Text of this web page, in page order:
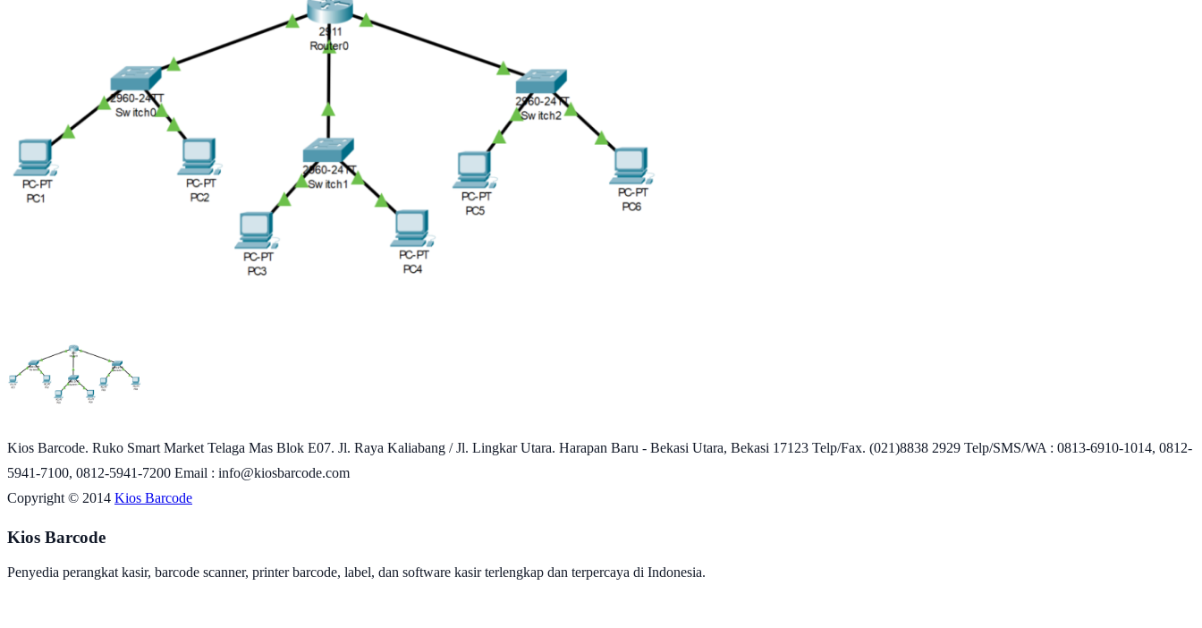
Kios Barcode. Ruko Smart Market Telaga Mas Blok E07. Jl. Raya Kaliabang / Jl. Lingkar Utara. Harapan Baru - Bekasi Utara, Bekasi 17123 Telp/Fax. (021)8838 2929 Telp/SMS/WA : 0813-6910-1014, 0812-
5941-7100, 0812-5941-7200 Email : info@kiosbarcode.com
Copyright © 2014 Kios Barcode
Kios Barcode
Penyedia perangkat kasir, barcode scanner, printer barcode, label, dan software kasir terlengkap dan terpercaya di Indonesia.